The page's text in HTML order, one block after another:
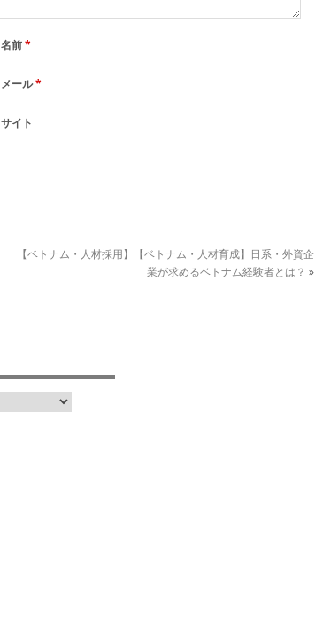
名前*
メール*
サイト
【ベトナム・人材採用】【ベトナム・人材育成】日系・外資企
業が求めるベトナム経験者とは？ »